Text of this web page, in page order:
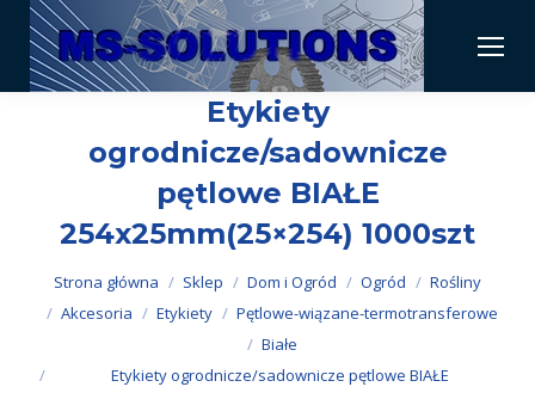
Etykiety
ogrodnicze/sadownicze
pętlowe BIAŁE
254x25mm(25×254) 1000szt
Jesteś tutaj:
Strona główna Sklep Dom i Ogród Ogród
Rośliny
Akcesoria
Etykiety
Pętlowe-wiązane-termotransferowe
Białe
Etykiety ogrodnicze/sadownicze pętlowe BIAŁE